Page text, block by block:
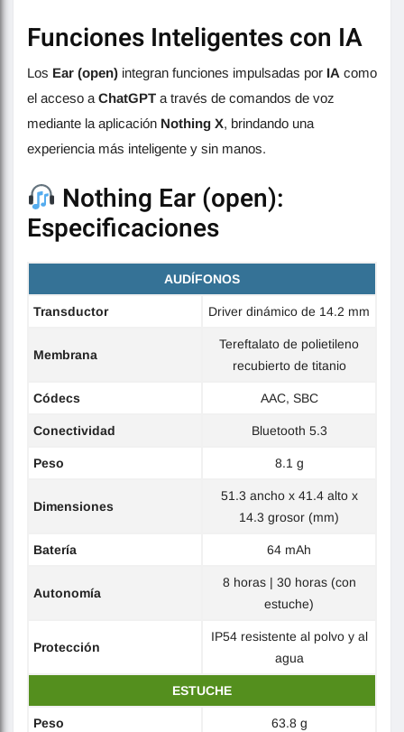
Funciones Inteligentes con IA
Los Ear (open) integran funciones impulsadas por IA como
el acceso a ChatGPT a través de comandos de voz
mediante la aplicación Nothing X, brindando una
experiencia más inteligente y sin manos.
Nothing Ear (open):
Especificaciones
AUDÍFONOS
Transductor Driver dinámico de 14.2 mm
Membrana
Tereftalato de polietileno
recubierto de titanio
Códecs AAC, SBC
Conectividad Bluetooth 5.3
Peso 8.1 g
Dimensiones
51.3 ancho x 41.4 alto x
14.3 grosor (mm)
Batería 64 mAh
Autonomía
8 horas | 30 horas (con
estuche)
Protección
IP54 resistente al polvo y al
agua
ESTUCHE
Peso 63.8 g